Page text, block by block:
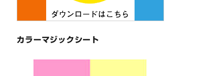
カラーマジックシート